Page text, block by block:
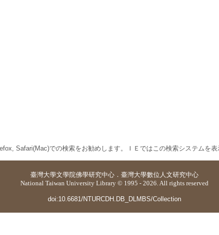
Safari(Mac)での検索をお勧めします。ＩＥではこの検索システムを表
臺灣大學文學院佛學研究中心 ． 臺灣大學數位人文研究中心
National Taiwan University Library © 1995 - 2026. All rights reserved
doi:10.6681/NTURCDH.DB_DLMBS/Collection